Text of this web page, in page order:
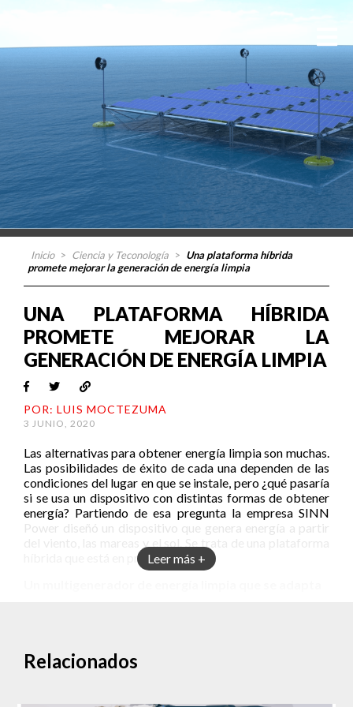
Inicio > Ciencia y Teconología > Una plataforma híbrida
promete mejorar la generación de energía limpia
Leer más +
UNA PLATAFORMA HÍBRIDA
PROMETE MEJORAR LA
GENERACIÓN DE ENERGÍA LIMPIA
POR: LUIS MOCTEZUMA
3 JUNIO, 2020
Las alternativas para obtener energía limpia son muchas.
Las posibilidades de éxito de cada una dependen de las
condiciones del lugar en que se instale, pero ¿qué pasaría
si se usa un dispositivo con distintas formas de obtener
energía? Partiendo de esa pregunta la empresa SINN
Power diseñó un dispositivo que genera energía a partir
híbrida que está en pruebas.
simple: un dispositivo organizado por módulos que
genera energía desde diferentes fuentes. Entre las
que también permite usos turísticos y de ocio.
Relacionados